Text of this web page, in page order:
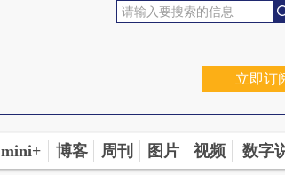
立即订
mini+ 博客 周刊 图片 视频 数字